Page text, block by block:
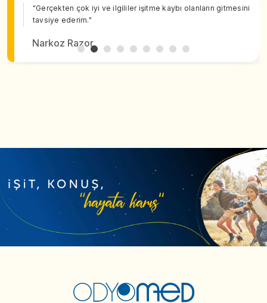
"Gerçekten çok iyi ve ilgililer işitme kaybı olanların gitmesini
tavsiye ederim."
Narkoz Razor